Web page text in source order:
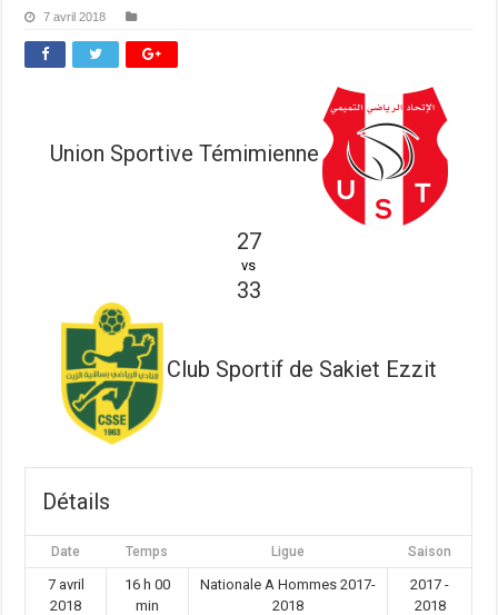
7 avril 2018
Union Sportive Témimienne
27
vs
33
Club Sportif de Sakiet Ezzit
Détails
Date Temps Ligue Saison
7 avril
2018
16 h 00
min
Nationale A Hommes 2017-
2018
2017 -
2018